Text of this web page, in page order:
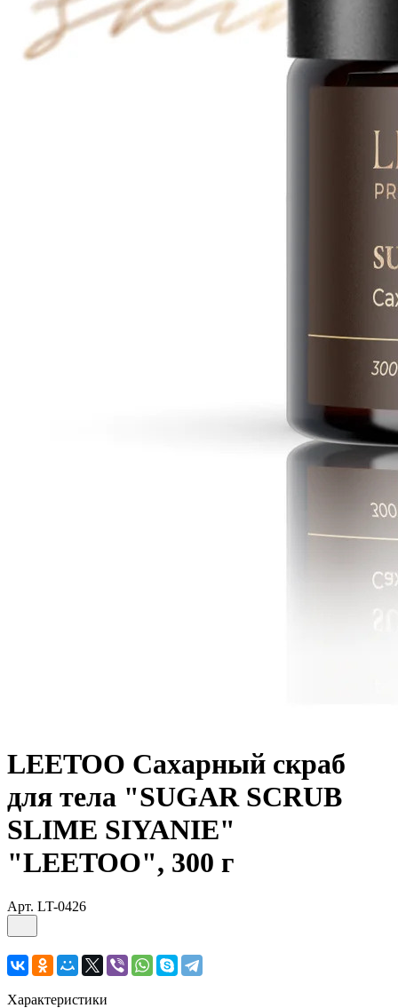
LEETOO Сахарный скраб
для тела "SUGAR SCRUB
SLIME SIYANIE"
"LEETOO", 300 г
Арт. LT-0426
Характеристики